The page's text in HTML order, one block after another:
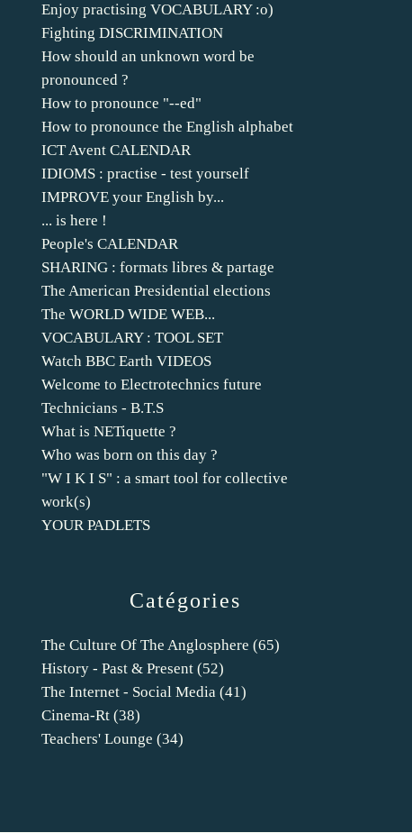
Catégories
The Culture Of The Anglosphere (65)
History - Past & Present (52)
The Internet - Social Media (41)
Cinema-Rt (38)
Teachers' Lounge (34)
Enjoy practising VOCABULARY :o)
Fighting DISCRIMINATION
How should an unknown word be
pronounced ?
How to pronounce "--ed"
How to pronounce the English alphabet
ICT Avent CALENDAR
IDIOMS : practise - test yourself
IMPROVE your English by...
... is here !
People's CALENDAR
SHARING : formats libres & partage
The American Presidential elections
The WORLD WIDE WEB...
VOCABULARY : TOOL SET
Watch BBC Earth VIDEOS
Welcome to Electrotechnics future
Technicians - B.T.S
What is NETiquette ?
Who was born on this day ?
"W I K I S" : a smart tool for collective
work(s)
YOUR PADLETS